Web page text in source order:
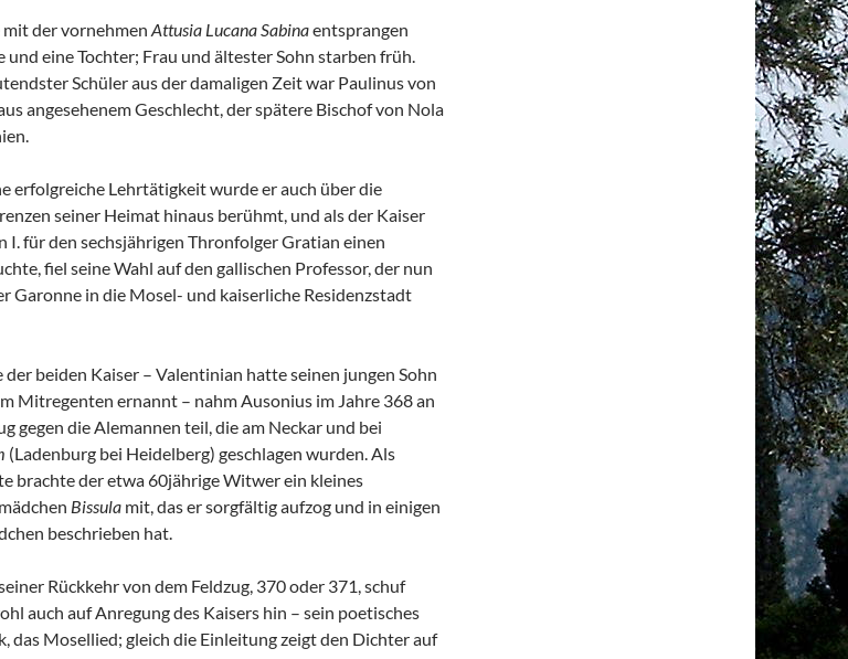
mit der vornehmen Attusia Lucana Sabinaentsprangen
und eine Tochter; Frau und ältester Sohn starben früh.
Schüler aus der damaligen Zeit war Paulinus von
angesehenem Geschlecht, der spätere Bischof von Nola
erfolgreiche Lehrtätigkeit wurde er auch über die
seiner Heimat hinaus berühmt, und als der Kaiser
I. für den sechsjährigen Thronfolger Gratian einen
fiel seine Wahl auf den gallischen Professor, der nun
Garonne in die Mosel- und kaiserliche Residenzstadt
der beiden Kaiser – Valentinian hatte seinen jungen Sohn
Mitregenten ernannt – nahm Ausonius im Jahre 368 an
gegen die Alemannen teil, die am Neckar und bei
(Ladenburg bei Heidelberg) geschlagen wurden. Als
brachte der etwa 60jährige Witwer ein kleines
Bissula mit, das er sorgfältig aufzog und in einigen
beschrieben hat.
Rückkehr von dem Feldzug, 370 oder 371, schuf
auch auf Anregung des Kaisers hin – sein poetisches
das Mosellied; gleich die Einleitung zeigt den Dichter auf